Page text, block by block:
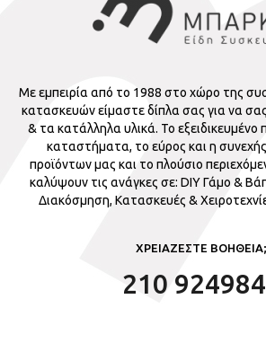
Με εμπειρία από το 1988 στο χώρο της
κατασκευών είμαστε δίπλα σας για να
& τα κατάλληλα υλικά. Το
καταστήματα, το εύρος και η
προϊόντων μας και το πλούσιο
καλύψουν τις ανάγκες σε: DIY Γάμο &
Διακόσμηση, Κατασκευές &
ΧΡΕΙΑΖΕΣΤΕ ΒΟΗΘΕΙΑ;
210